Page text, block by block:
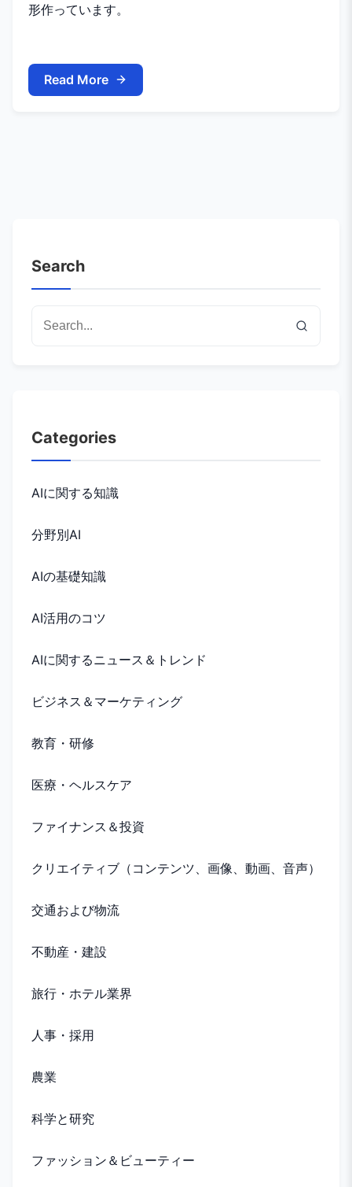
形作っています。
Read More
Search
Categories
AIに関する知識
分野別AI
AIの基礎知識
AI活用のコツ
AIに関するニュース＆トレンド
ビジネス＆マーケティング
教育・研修
医療・ヘルスケア
ファイナンス＆投資
クリエイティブ（コンテンツ、画像、動画、音声）
交通および物流
不動産・建設
旅行・ホテル業界
人事・採用
農業
科学と研究
ファッション＆ビューティー